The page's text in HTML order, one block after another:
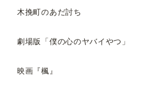
木挽町のあだ討ち
劇場版「僕の心のヤバイやつ」
映画『楓』